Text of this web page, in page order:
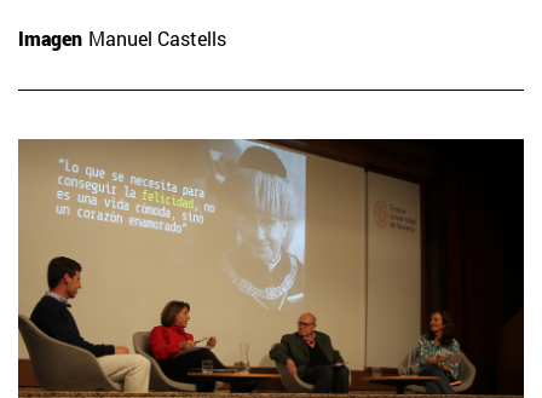
Imagen Manuel Castells